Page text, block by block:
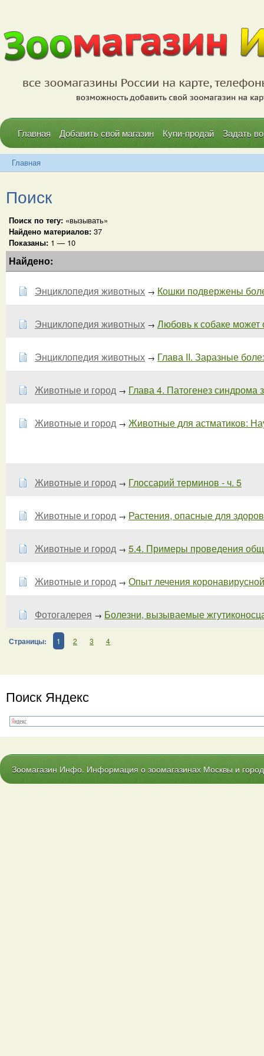
Главная Добавить свой магазин Купи-продай Задать
Главная
Поиск
Поиск по тегу: «вызывать»
Найдено материалов: 37
Показаны: 1 — 10
Найдено:
Энциклопедия животных → Кошки подвержены
Энциклопедия животных → Любовь к собаке может
Энциклопедия животных → Глава II. Заразные
Животные и город → Глава 4. Патогенез синдрома
Животные и город → Животные для астматиков:
Животные и город → Глоссарий терминов - ч. 5
Животные и город → Растения, опасные для
Животные и город → 5.4. Примеры проведения
Животные и город → Опыт лечения
Фотогалерея → Болезни, вызываемые
Страницы: 1 2 3 4
Поиск Яндекс
Зоомагазин Инфо. Информация о зоомагазинах Москвы и